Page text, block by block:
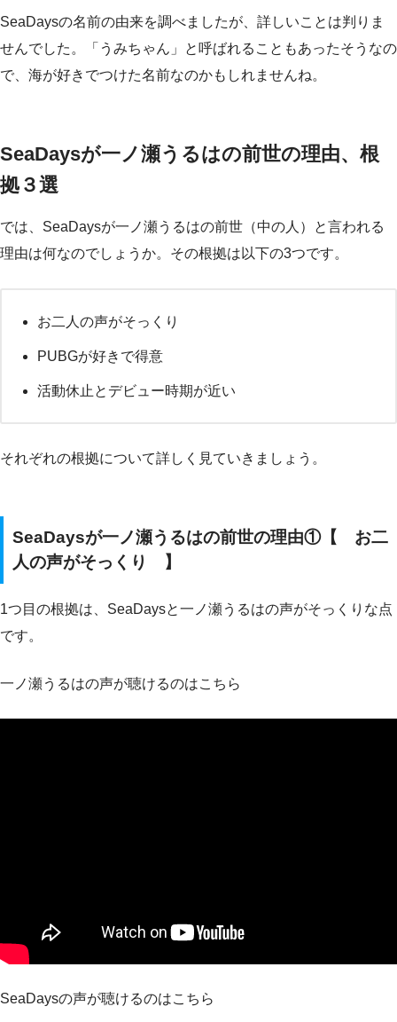
SeaDaysの名前の由来を調べましたが、詳しいことは判りま
せんでした。「うみちゃん」と呼ばれることもあったそうなの
で、海が好きでつけた名前なのかもしれませんね。
SeaDaysが一ノ瀬うるはの前世の理由、根
拠３選
では、SeaDaysが一ノ瀬うるはの前世（中の人）と言われる
理由は何なのでしょうか。その根拠は以下の3つです。
お二人の声がそっくり
PUBGが好きで得意
活動休止とデビュー時期が近い
それぞれの根拠について詳しく見ていきましょう。
SeaDaysが一ノ瀬うるはの前世の理由①【 お二
人の声がそっくり 】
1つ目の根拠は、SeaDaysと一ノ瀬うるはの声がそっくりな点
です。
一ノ瀬うるはの声が聴けるのはこちら
SeaDaysの声が聴けるのはこちら